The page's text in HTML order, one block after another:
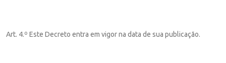
Art. 4.º Este Decreto entra em vigor na data de sua publicação.